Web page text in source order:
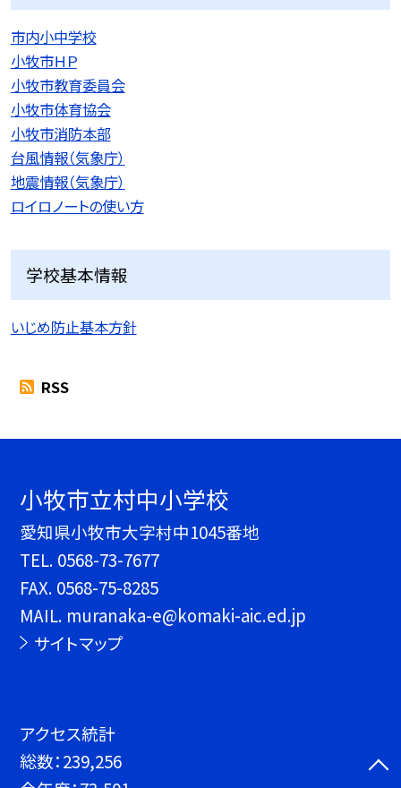
市内小中学校
小牧市ＨＰ
小牧市教育委員会
小牧市体育協会
小牧市消防本部
台風情報（気象庁）
地震情報（気象庁）
ロイロノートの使い方
学校基本情報
いじめ防止基本方針
RSS
小牧市立村中小学校
愛知県小牧市大字村中1045番地
TEL. 0568-73-7677
FAX. 0568-75-8285
MAIL. muranaka-e@komaki-aic.ed.jp
サイトマップ
アクセス統計
総数：239,256